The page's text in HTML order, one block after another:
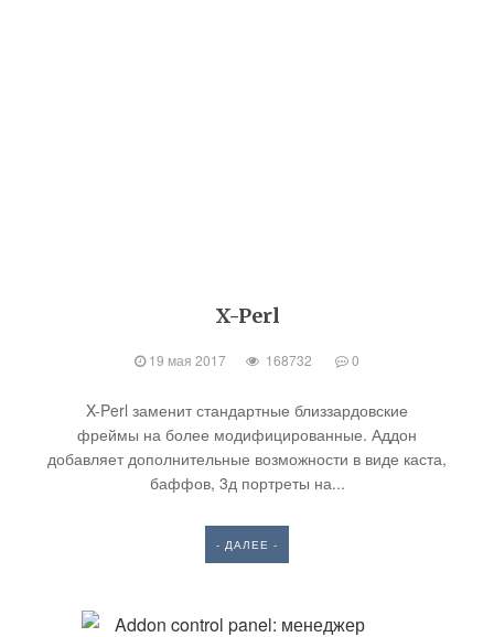
X-Perl
19 мая 2017 168732 0
X-Perl заменит стандартные близзардовские
фреймы на более модифицированные. Аддон
добавляет дополнительные возможности в виде каста,
баффов, 3д портреты на...
- ДАЛЕЕ -